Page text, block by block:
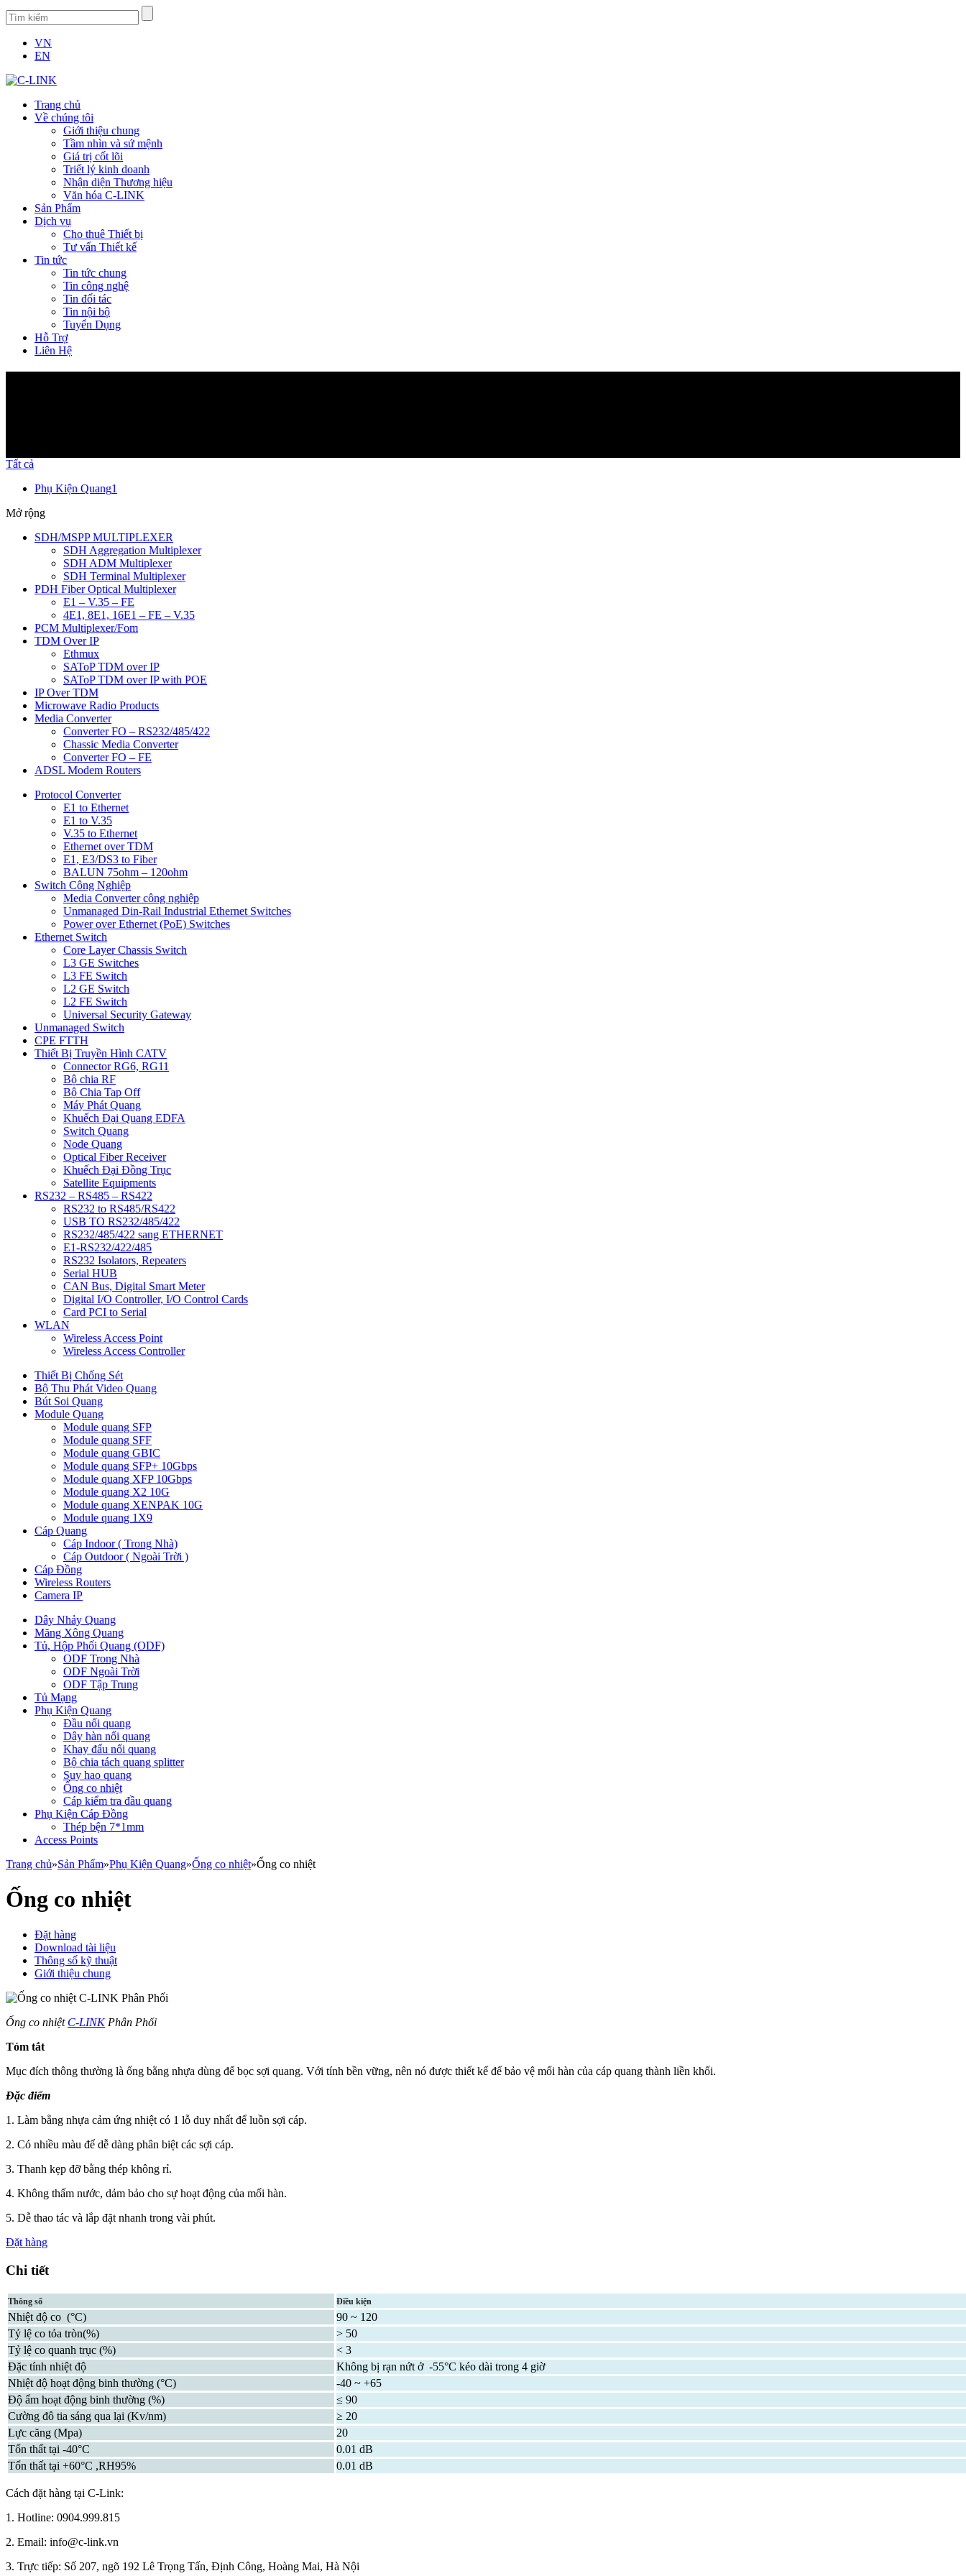
VN
EN
Trang chủ
Về chúng tôi
Giới thiệu chung
Tầm nhìn và sứ mệnh
Giá trị cốt lõi
Triết lý kinh doanh
Nhận diện Thương hiệu
Văn hóa C-LINK
Sản Phẩm
Dịch vụ
Cho thuê Thiết bị
Tư vấn Thiết kế
Tin tức
Tin tức chung
Tin công nghệ
Tin đối tác
Tin nội bộ
Tuyển Dụng
Hỗ Trợ
Liên Hệ
Tất cả
Phụ Kiện Quang1
Mở rộng
SDH/MSPP MULTIPLEXER
SDH Aggregation Multiplexer
SDH ADM Multiplexer
SDH Terminal Multiplexer
PDH Fiber Optical Multiplexer
E1 – V.35 – FE
4E1, 8E1, 16E1 – FE – V.35
PCM Multiplexer/Fom
TDM Over IP
Ethmux
SAToP TDM over IP
SAToP TDM over IP with POE
IP Over TDM
Microwave Radio Products
Media Converter
Converter FO – RS232/485/422
Chassic Media Converter
Converter FO – FE
ADSL Modem Routers
Protocol Converter
E1 to Ethernet
E1 to V.35
V.35 to Ethernet
Ethernet over TDM
E1, E3/DS3 to Fiber
BALUN 75ohm – 120ohm
Switch Công Nghiệp
Media Converter công nghiệp
Unmanaged Din-Rail Industrial Ethernet Switches
Power over Ethernet (PoE) Switches
Ethernet Switch
Core Layer Chassis Switch
L3 GE Switches
L3 FE Switch
L2 GE Switch
L2 FE Switch
Universal Security Gateway
Unmanaged Switch
CPE FTTH
Thiết Bị Truyền Hình CATV
Connector RG6, RG11
Bộ chia RF
Bộ Chia Tap Off
Máy Phát Quang
Khuếch Đại Quang EDFA
Switch Quang
Node Quang
Optical Fiber Receiver
Khuếch Đại Đồng Trục
Satellite Equipments
RS232 – RS485 – RS422
RS232 to RS485/RS422
USB TO RS232/485/422
RS232/485/422 sang ETHERNET
E1-RS232/422/485
RS232 Isolators, Repeaters
Serial HUB
CAN Bus, Digital Smart Meter
Digital I/O Controller, I/O Control Cards
Card PCI to Serial
WLAN
Wireless Access Point
Wireless Access Controller
Thiết Bị Chống Sét
Bộ Thu Phát Video Quang
Bút Soi Quang
Module Quang
Module quang SFP
Module quang SFF
Module quang GBIC
Module quang SFP+ 10Gbps
Module quang XFP 10Gbps
Module quang X2 10G
Module quang XENPAK 10G
Module quang 1X9
Cáp Quang
Cáp Indoor ( Trong Nhà)
Cáp Outdoor ( Ngoài Trời )
Cáp Đồng
Wireless Routers
Camera IP
Dây Nhảy Quang
Măng Xông Quang
Tủ, Hộp Phối Quang (ODF)
ODF Trong Nhà
ODF Ngoài Trời
ODF Tập Trung
Tủ Mạng
Phụ Kiện Quang
Đầu nối quang
Dây hàn nối quang
Khay đấu nối quang
Bộ chia tách quang splitter
Suy hao quang
Ống co nhiệt
Cáp kiểm tra đầu quang
Phụ Kiện Cáp Đồng
Thép bện 7*1mm
Access Points
Trang chủ»Sản Phẩm»Phụ Kiện Quang»Ống co nhiệt»Ống co nhiệt
Ống co nhiệt
Đặt hàng
Download tài liệu
Thông số kỹ thuật
Giới thiệu chung
Ống co nhiệt C-LINKPhân Phối
Tóm tắt
Mục đích thông thường là ống bằng nhựa dùng để bọc sợi quang. Với tính bền vững, nên nó được thiết kế để bảo vệ mối hàn của cáp quang thành liền khối.
Đặc điểm
1. Làm bằng nhựa cảm ứng nhiệt có 1 lỗ duy nhất để luồn sợi cáp.
2. Có nhiều màu để dễ dàng phân biệt các sợi cáp.
3. Thanh kẹp đỡ bằng thép không rỉ.
4. Không thấm nước, dảm bảo cho sự hoạt động của mối hàn.
5. Dễ thao tác và lắp đặt nhanh trong vài phút.
Đặt hàng
Chi tiết
Thông số Điều kiện
Nhiệt độ co (°C)
90 ~ 120
Tỷ lệ co tỏa tròn(%)
> 50
Tỷ lệ co quanh trục (%)
< 3
Đặc tính nhiệt độ
Không bị rạn nứt ở -55°C kéo dài trong 4 giờ
Nhiệt độ hoạt động binh thường (°C)
-40 ~ +65
Độ ẩm hoạt động binh thường (%)
≤ 90
Cường đô tia sáng qua lại (Kv/nm)
≥ 20
Lực căng (Mpa)
20
Tổn thất tại -40°C
0.01 dB
Tổn thất tại +60°C ,RH95%
0.01 dB
Cách đặt hàng tại C-Link:
1. Hotline: 0904.999.815
2. Email: info@c-link.vn
3. Trực tiếp: Số 207, ngõ 192 Lê Trọng Tấn, Định Công, Hoàng Mai, Hà Nội